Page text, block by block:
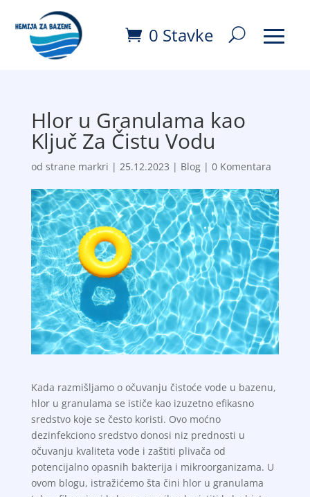
0 Stavke
Hlor u Granulama kao
Ključ Za Čistu Vodu
od strane markri | 25.12.2023 | Blog| 0 Komentara
Kada razmišljamo o očuvanju čistoće vode u bazenu,
hlor u granulama se ističe kao izuzetno efikasno
sredstvo koje se često koristi. Ovo moćno
dezinfekciono sredstvo donosi niz prednosti u
očuvanju kvaliteta vode i zaštiti plivača od
potencijalno opasnih bakterija i mikroorganizama. U
ovom blogu, istražićemo šta čini hlor u granulama